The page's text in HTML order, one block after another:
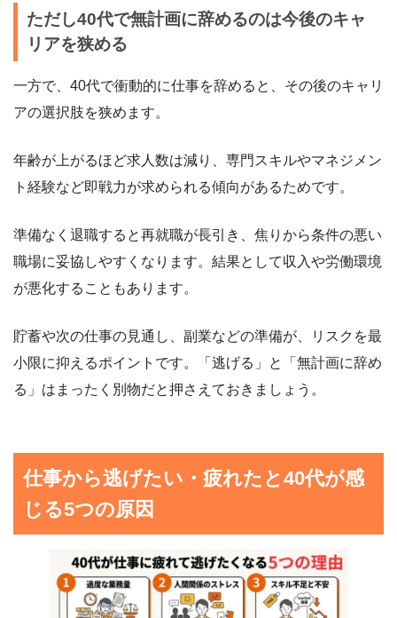
ただし40代で無計画に辞めるのは今後のキャ
リアを狭める
一方で、40代で衝動的に仕事を辞めると、その後のキャリ
アの選択肢を狭めます。
年齢が上がるほど求人数は減り、専門スキルやマネジメン
ト経験など即戦力が求められる傾向があるためです。
準備なく退職すると再就職が長引き、焦りから条件の悪い
職場に妥協しやすくなります。結果として収入や労働環境
が悪化することもあります。
貯蓄や次の仕事の見通し、副業などの準備が、リスクを最
小限に抑えるポイントです。「逃げる」と「無計画に辞め
る」はまったく別物だと押さえておきましょう。
仕事から逃げたい・疲れたと40代が感
じる5つの原因